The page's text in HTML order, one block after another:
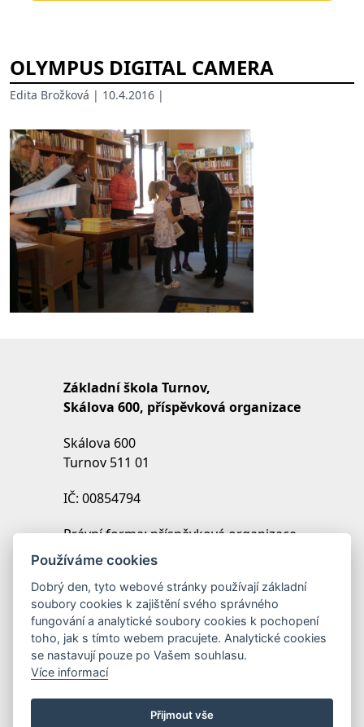
OLYMPUS DIGITAL CAMERA
Edita Brožková | 10.4.2016 |
Základní škola Turnov,
Skálova 600, příspěvková organizace
Skálova 600
Turnov 511 01
IČ: 00854794
Právní forma: příspěvková organizace
IZO: 102454027
Zřizovatel: Město Turnov
Používáme cookies
Dobrý den, tyto webové stránky používají základní
soubory cookies k zajištění svého správného
fungování a analytické soubory cookies k pochopení
toho, jak s tímto webem pracujete. Analytické cookies
se nastavují pouze po Vašem souhlasu.
Více informací
Přijmout vše